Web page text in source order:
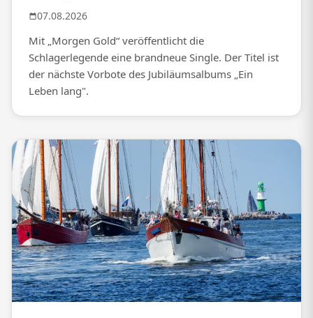
07.08.2026
Mit „Morgen Gold“ veröffentlicht die
Schlagerlegende eine brandneue Single. Der Titel ist
der nächste Vorbote des Jubiläumsalbums „Ein
Leben lang".